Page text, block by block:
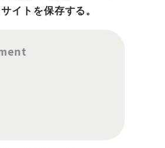
イトを保存する。